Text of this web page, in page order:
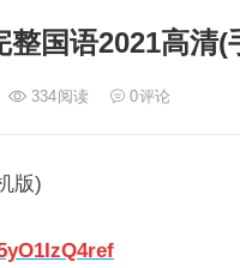
整国语2021高清(
334阅读 0评论
版)